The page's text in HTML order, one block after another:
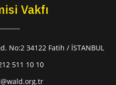
Vakfı
No:2 34122 Fatih / İSTANBUL
511 10 10